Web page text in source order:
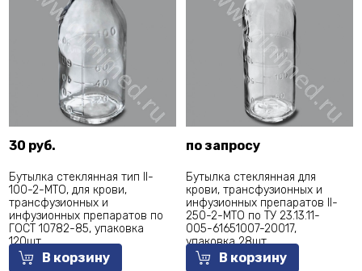
30 руб.
Бутылка стеклянная тип ll-
100-2-МТО, для крови,
трансфузионных и
инфузионных препаратов по
ГОСТ 10782-85, упаковка
120шт
В корзину
по запросу
Бутылка стеклянная для
крови, трансфузионных и
инфузионных препаратов II-
250-2-МТО по ТУ 23.13.11-
005-61651007-20017,
упаковка 28шт
В корзину